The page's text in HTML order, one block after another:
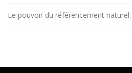
Le pouvoir du référencement